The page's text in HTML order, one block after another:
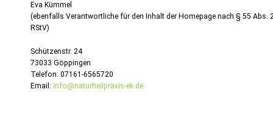
Eva Kümmel
(ebenfalls Verantwortliche für den Inhalt der Homepage nach § 55 Abs.
RStV)
Schützenstr. 24
73033 Göppingen
Telefon: 07161-6565720
Email: info@naturheilpraxis-ek.de